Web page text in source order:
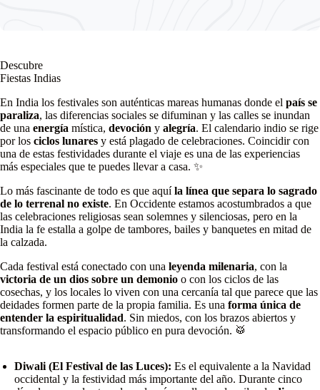
Descubre
Fiestas Indias
En India los festivales son auténticas mareas humanas donde el país se
paraliza, las diferencias sociales se difuminan y las calles se inundan
de una energía mística, devoción y alegría. El calendario indio se rige
por los ciclos lunares y está plagado de celebraciones. Coincidir con
una de estas festividades durante el viaje es una de las experiencias
más especiales que te puedes llevar a casa. ✨
Lo más fascinante de todo es que aquíla línea que separa lo sagrado
de lo terrenal no existe. En Occidente estamos acostumbrados a que
las celebraciones religiosas sean solemnes y silenciosas, pero en la
India la fe estalla a golpe de tambores, bailes y banquetes en mitad de
la calzada.
Cada festival está conectado con una leyenda milenaria, con la
victoria de un dios sobre un demonio o con los ciclos de las
cosechas, y los locales lo viven con una cercanía tal que parece que las
deidades formen parte de la propia familia. Es una forma única de
entender la espiritualidad. Sin miedos, con los brazos abiertos y
transformando el espacio público en pura devoción. 🥁
Diwali (El Festival de las Luces): Es el equivalente a la Navidad
occidental y la festividad más importante del año. Durante cinco